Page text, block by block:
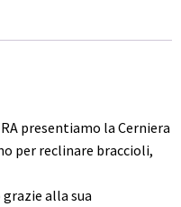
presentiamo la Cerniera
per reclinare braccioli,
alla sua